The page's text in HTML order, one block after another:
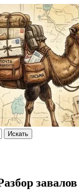
Искать
завалов